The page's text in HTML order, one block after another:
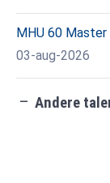
MHU 60
03-aug-2026
check_indeterminate_small Andere